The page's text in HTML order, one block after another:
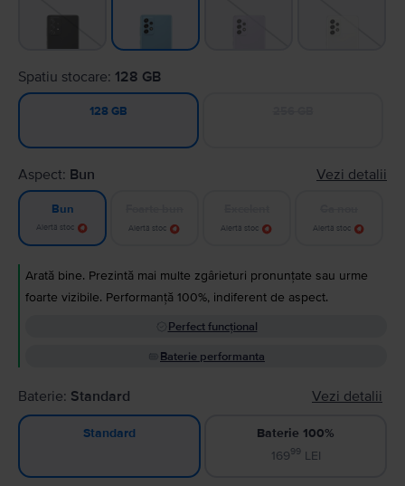
Spatiu stocare: 128 GB
128 GB
Aspect: Bun Vezi detalii
Bun
Alertă stoc Alertă stoc Alertă stoc Alertă stoc
Arată bine. Prezintă mai multe zgârieturi pronunțate sau urme
foarte vizibile. Performanță 100%, indiferent de aspect.
Perfect funcțional
Baterie performanta
Baterie: Standard Vezi detalii
Standard
Baterie 100%
16999LEI